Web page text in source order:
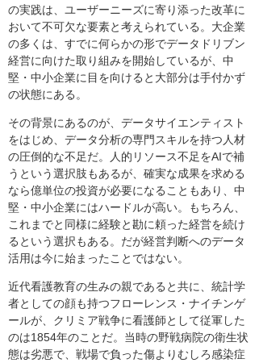
の実践は、ユーザーニーズに寄り添った改革に
おいて不可欠な要素と考えられている。大企業
の多くは、すでに何らかの形でデータドリブン
経営に向けた取り組みを開始しているが、中
堅・中小企業に目を向けると大部分は手付かず
の状態にある。
その背景にあるのが、データサイエンティスト
をはじめ、データ分析の専門スキルを持つ人材
の圧倒的な不足だ。人的リソース不足をAIで補
うという選択肢もあるが、確実な成果を求める
なら億単位の投資が必要になることもあり、中
堅・中小企業にはハードルが高い。もちろん、
これまでと同様に経験と勘に頼った経営を続け
るという選択もある。だが経営判断へのデータ
活用は今に始まったことではない。
近代看護教育の生みの親であると共に、統計学
者としての顔も持つフローレンス・ナイチンゲ
ールが、クリミア戦争に看護師として従軍した
のは1854年のことだ。当時の野戦病院の衛生状
態は劣悪で、戦場で負った傷よりむしろ感染症